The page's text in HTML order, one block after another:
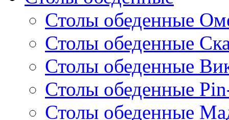
Столы обеденные
Столы обеденные
Столы обеденные
Столы обеденные
Столы обеденные